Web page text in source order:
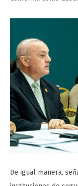
De igual manera,